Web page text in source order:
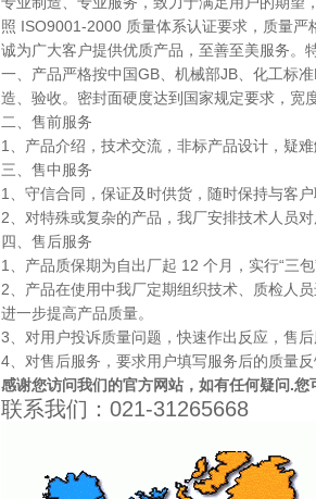
照 ISO9001-2000 质量体系认证要求，质量
诚为广大客户提供优质产品，至善至美服务。
一、产品严格按中国GB、机械部JB、化工标
造、验收。密封面硬度达到国家规定要求，宽
二、售前服务
1、产品介绍，技术交流，非标产品设计，疑难
三、售中服务
1、守信合同，保证及时供货，随时保持与客户
2、对特殊或复杂的产品，我厂安排技术人员
四、售后服务
1、产品质保期为自出厂起 12 个月，实行“三
2、产品在使用中我厂定期组织技术、质检人
进一步提高产品质量。
3、对用户投诉质量问题，快速作出反应，售
4、对售后服务，要求用户填写服务后的质量
感谢您访问我们的官方网站，如有任何疑问.您
联系我们：021-31265668